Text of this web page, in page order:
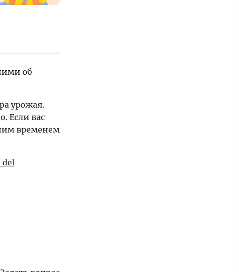
об
урожая.
Если вас
временем
del